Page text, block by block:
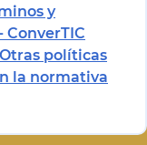
y
ConverTIC
Otras políticas
la normativa